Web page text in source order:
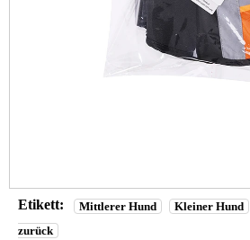
Etikett: Mittlerer Hund Kleiner Hund
zurück